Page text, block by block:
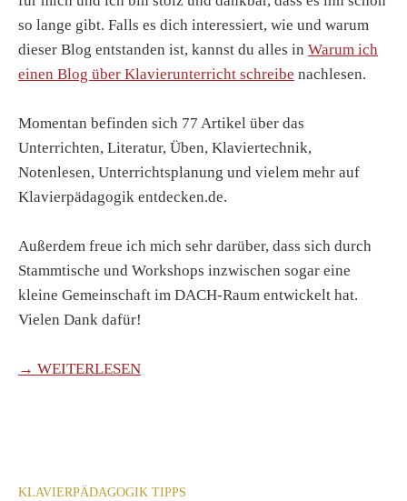
so lange gibt. Falls es dich interessiert, wie und warum
dieser Blog entstanden ist, kannst du alles in Warum ich
einen Blog über Klavierunterricht schreibe nachlesen.
Momentan befinden sich 77 Artikel über das
Unterrichten, Literatur, Üben, Klaviertechnik,
Notenlesen, Unterrichtsplanung und vielem mehr auf
Klavierpädagogik entdecken.de.
Außerdem freue ich mich sehr darüber, dass sich durch
Stammtische und Workshops inzwischen sogar eine
kleine Gemeinschaft im DACH-Raum entwickelt hat.
Vielen Dank dafür!
→ WEITERLESEN
KLAVIERPÄDAGOGIK TIPPS